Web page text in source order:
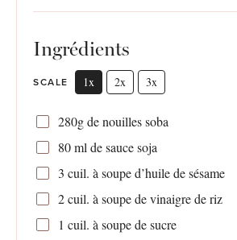
Ingrédients
SCALE 1x 2x 3x
280gde nouilles soba
80ml de sauce soja
3 cuil. à soupe d’huile de sésame
2cuil. à soupe de vinaigre de riz
1 cuil. à soupe de sucre